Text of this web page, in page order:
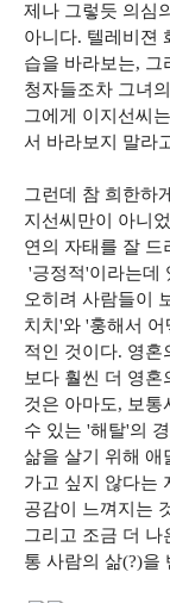
제나 그렇듯 의심
아니다. 텔레비젼
습을 바라보는, 그
청자들조차 그녀
그에게 이지선씨
서 바라보지 말라
그런데 참 희한하
지선씨만이 아니
연의 자태를 잘 드
'긍정적'이라는데
오히려 사람들이
치치'와 '훙해서
적인 것이다. 영혼
보다 훨씬 더 영혼
것은 아마도, 보통
수 있는 '해탈'의
삶을 살기 위해 애
가고 싶지 않다는
공감이 느껴지는
그리고 조금 더 나
통 사람의 삶(?)을